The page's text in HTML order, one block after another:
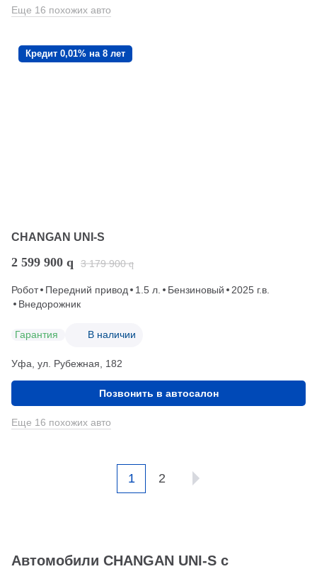
Еще 16 похожих авто
Кредит 0,01% на 8 лет
CHANGAN UNI-S
2 599 900 q 3 179 900 q
Робот Передний привод 1.5 л. Бензиновый
2025 г.в.
Внедорожник
Гарантия В наличии
Уфа, ул. Рубежная, 182
Позвонить в автосалон
Еще 16 похожих авто
1 2
Автомобили CHANGAN UNI-S с